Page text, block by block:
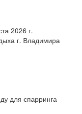
2026 г.
г. Владимира
для спарринга